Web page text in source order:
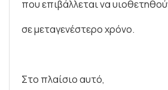
που επιβάλλεται να
σε μεταγενέστερο χρόνο.
Στο πλαίσιο αυτό,